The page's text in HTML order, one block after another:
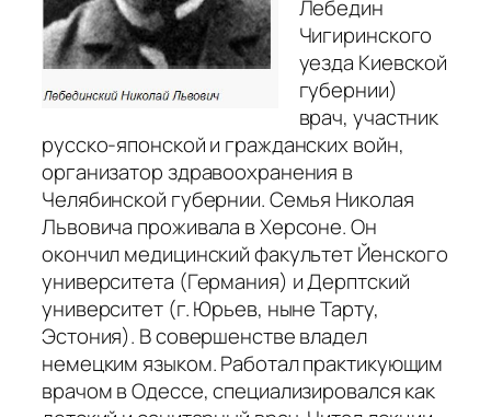
Лебедин
Чигиринского
уезда Киевской
губернии)
врач, участник
русско-японской и гражданских войн,
организатор здравоохранения в
Челябинской губернии. Семья Николая
Львовича проживала в Херсоне. Он
окончил медицинский факультет Йенского
университета (Германия) и Дерптский
университет (г. Юрьев, ныне Тарту,
Эстония). В совершенстве владел
немецким языком. Работал практикующим
врачом в Одессе, специализировался как